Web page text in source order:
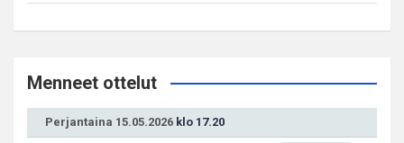
Menneet ottelut
Perjantaina 15.05.2026 klo 17.20